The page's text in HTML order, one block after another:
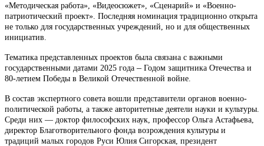
«Методическая работа», «Видеосюжет», «Сценарий» и «Военно-
патриотический проект». Последняя номинация традиционно открыта
не только для государственных учреждений, но и для общественных
инициатив.
Тематика представленных проектов была связана с важными
государственными датами 2025 года – Годом защитника Отечества и
80-летием Победы в Великой Отечественной войне.
В состав экспертного совета вошли представители органов военно-
политической работы, а также авторитетные деятели науки и культуры.
Среди них — доктор философских наук, профессор Ольга Астафьева,
директор Благотворительного фонда возрождения культуры и
традиций малых городов Руси Юлия Сигорская, президент